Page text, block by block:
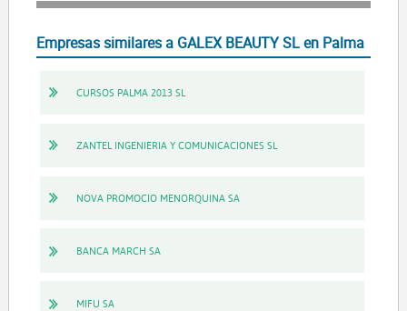
Empresas similares a GALEX BEAUTY SL en Palma
CURSOS PALMA 2013 SL
ZANTEL INGENIERIA Y COMUNICACIONES SL
NOVA PROMOCIO MENORQUINA SA
BANCA MARCH SA
MIFU SA